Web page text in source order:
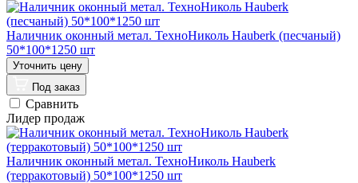
Наличник оконный метал. ТехноНиколь Hauberk (песчаный)
50*100*1250 шт
Под заказ
Сравнить
Лидер продаж
Наличник оконный метал. ТехноНиколь Hauberk
(терракотовый) 50*100*1250 шт